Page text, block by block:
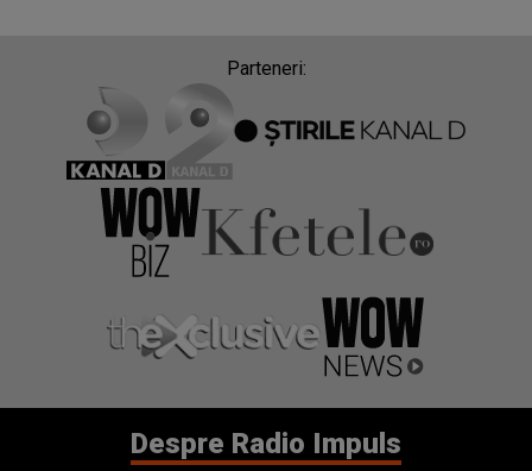
Parteneri:
Despre Radio Impuls